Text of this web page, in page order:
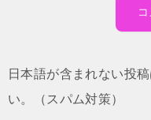
日本語が含まれない投
い。（スパム対策）